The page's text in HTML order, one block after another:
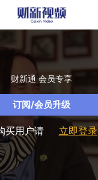
财新通 会员专享
订阅/会员升级
买用户请 立即登录